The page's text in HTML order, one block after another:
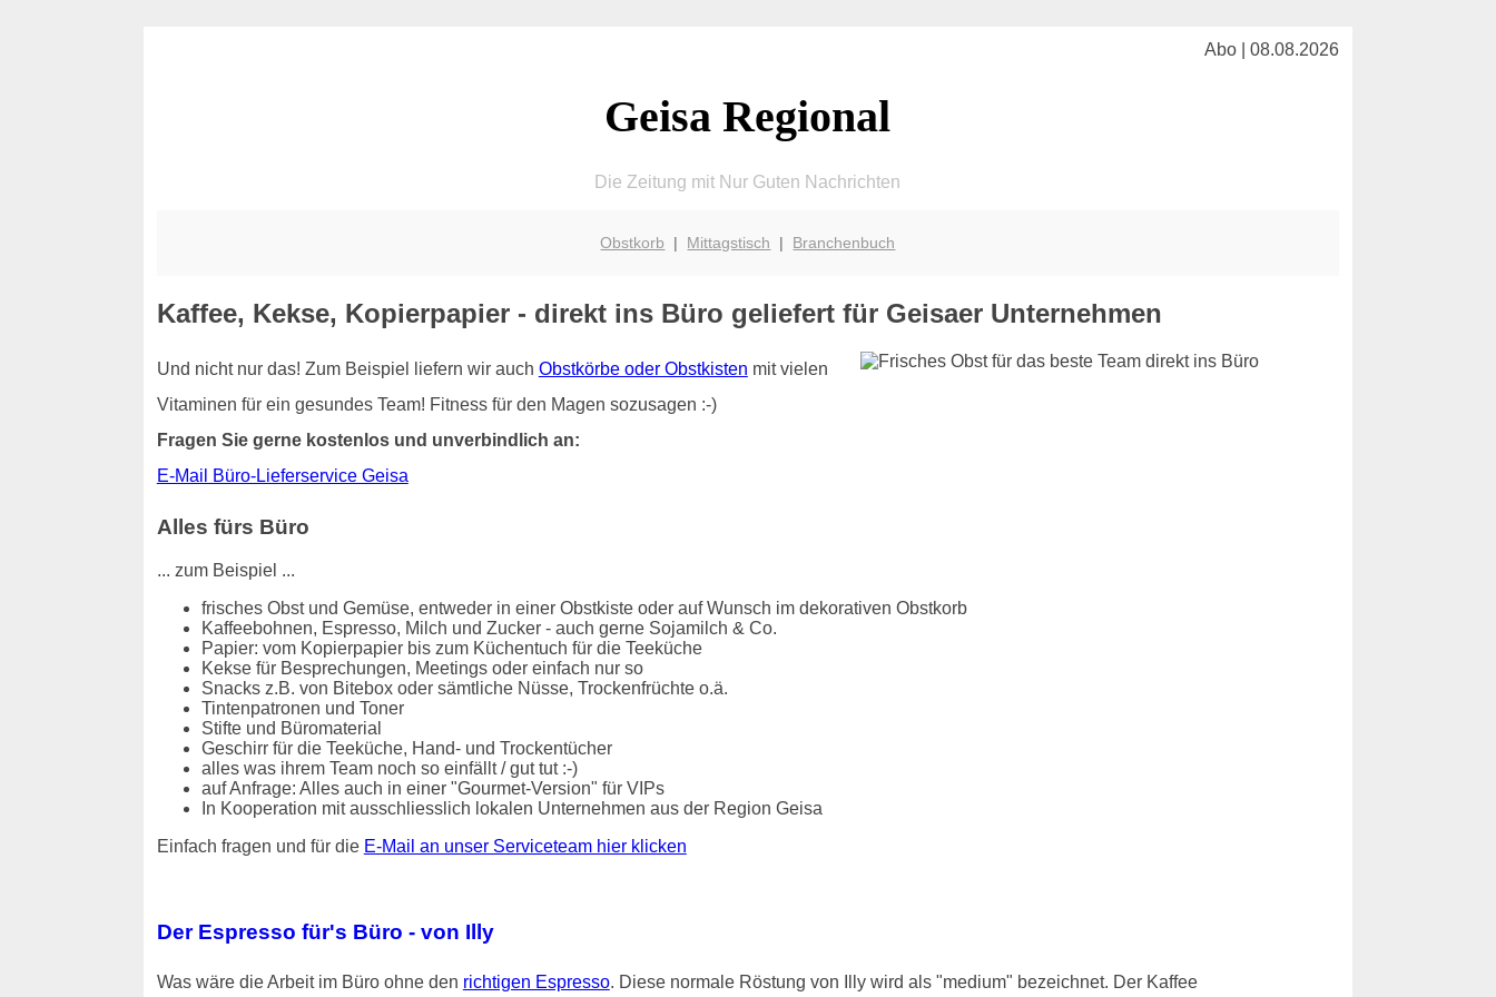
Abo | 08.08.2026
Geisa Regional
Die Zeitung mit Nur Guten Nachrichten
Obstkorb | Mittagstisch | Branchenbuch
Kaffee, Kekse, Kopierpapier - direkt ins Büro geliefert für Geisaer Unternehmen
Und nicht nur das! Zum Beispiel liefern wir auch Obstkörbe oder Obstkisten mit vielen
Vitaminen für ein gesundes Team! Fitness für den Magen sozusagen :-)
Fragen Sie gerne kostenlos und unverbindlich an:
E-Mail Büro-Lieferservice Geisa
Alles fürs Büro
... zum Beispiel ...
frisches Obst und Gemüse, entweder in einer Obstkiste oder auf Wunsch im dekorativen Obstkorb
Kaffeebohnen, Espresso, Milch und Zucker - auch gerne Sojamilch & Co.
Papier: vom Kopierpapier bis zum Küchentuch für die Teeküche
Kekse für Besprechungen, Meetings oder einfach nur so
Snacks z.B. von Bitebox oder sämtliche Nüsse, Trockenfrüchte o.ä.
Tintenpatronen und Toner
Stifte und Büromaterial
Geschirr für die Teeküche, Hand- und Trockentücher
alles was ihrem Team noch so einfällt / gut tut :-)
auf Anfrage: Alles auch in einer "Gourmet-Version" für VIPs
In Kooperation mit ausschliesslich lokalen Unternehmen aus der Region Geisa
Einfach fragen und für die E-Mail an unser Serviceteam hier klicken
Der Espresso für's Büro - von Illy
Was wäre die Arbeit im Büro ohne den richtigen Espresso. Diese normale Röstung von Illy wird als "medium" bezeichnet. Der Kaffee